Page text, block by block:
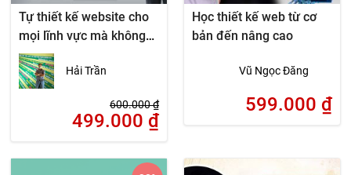
Tự thiết kế website cho
mọi lĩnh vực mà không
cần biết lập trình
Hải Trần
600.000₫
499.000 ₫
Học thiết kế web từ cơ
bản đến nâng cao
Vũ Ngọc Đăng
599.000 ₫